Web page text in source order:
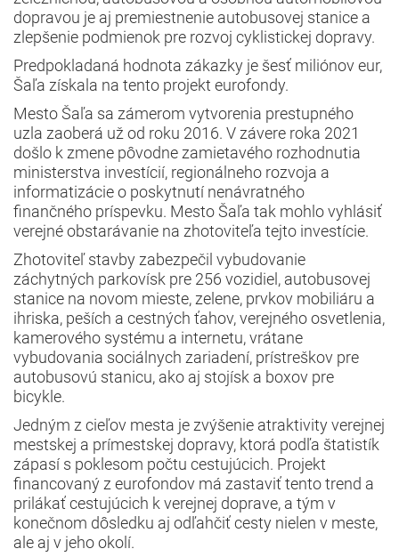
dopravou je aj premiestnenie autobusovej stanice a
zlepšenie podmienok pre rozvoj cyklistickej dopravy.
Predpokladaná hodnota zákazky je šesť miliónov eur,
Šaľa získala na tento projekt eurofondy.
Mesto Šaľa sa zámerom vytvorenia prestupného
uzla zaoberá už od roku 2016. V závere roka 2021
došlo k zmene pôvodne zamietavého rozhodnutia
ministerstva investícií, regionálneho rozvoja a
informatizácie o poskytnutí nenávratného
finančného príspevku. Mesto Šaľa tak mohlo vyhlásiť
verejné obstarávanie na zhotoviteľa tejto investície.
Zhotoviteľ stavby zabezpečil vybudovanie
záchytných parkovísk pre 256 vozidiel, autobusovej
stanice na novom mieste, zelene, prvkov mobiliáru a
ihriska, peších a cestných ťahov, verejného osvetlenia,
kamerového systému a internetu, vrátane
vybudovania sociálnych zariadení, prístreškov pre
autobusovú stanicu, ako aj stojísk a boxov pre
bicykle.
Jedným z cieľov mesta je zvýšenie atraktivity verejnej
mestskej a prímestskej dopravy, ktorá podľa štatistík
zápasí s poklesom počtu cestujúcich. Projekt
financovaný z eurofondov má zastaviť tento trend a
prilákať cestujúcich k verejnej doprave, a tým v
konečnom dôsledku aj odľahčiť cesty nielen v meste,
ale aj v jeho okolí.